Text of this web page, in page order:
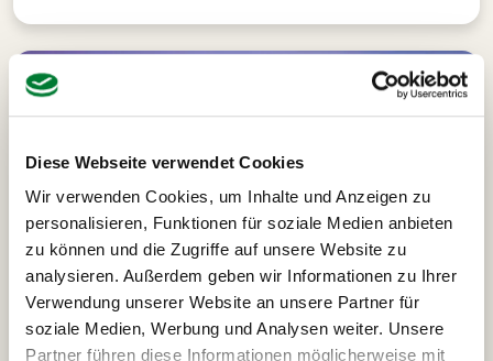
Diese Webseite verwendet Cookies
Wir verwenden Cookies, um Inhalte und Anzeigen zu
personalisieren, Funktionen für soziale Medien anbieten
zu können und die Zugriffe auf unsere Website zu
analysieren. Außerdem geben wir Informationen zu Ihrer
Verwendung unserer Website an unsere Partner für
soziale Medien, Werbung und Analysen weiter. Unsere
Partner führen diese Informationen möglicherweise mit